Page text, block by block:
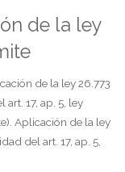
de la ley
de la ley 26.773
17, ap. 5, ley
Aplicación de la ley
del art. 17, ap. 5,